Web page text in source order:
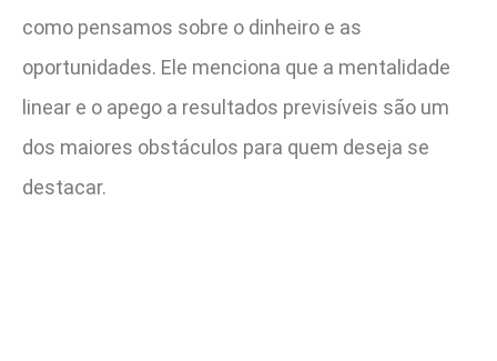
como pensamos sobre o dinheiro e as
oportunidades. Ele menciona que a mentalidade
linear e o apego a resultados previsíveis são um
dos maiores obstáculos para quem deseja se
destacar.